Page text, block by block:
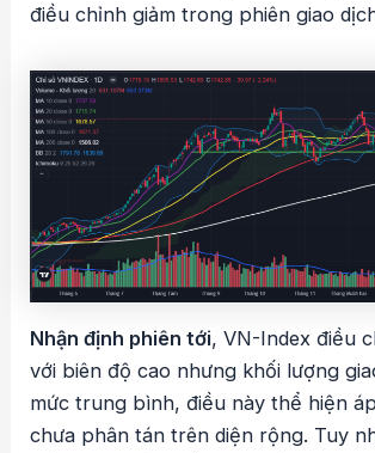
điều chỉnh giảm trong phiên giao
Nhận định phiên tới, VN-Index điều
với biên độ cao nhưng khối lượng
mức trung bình, điều này thể hiện
chưa phân tán trên diện rộng. Tuy